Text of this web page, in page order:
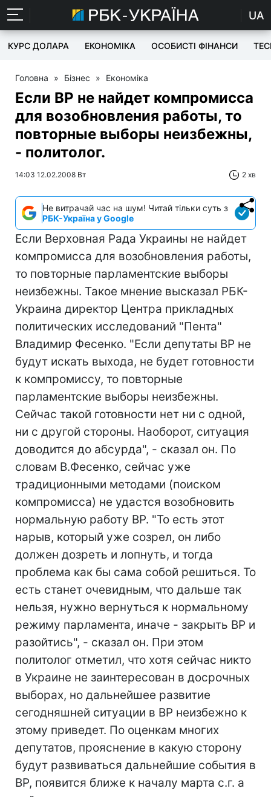
UA
КУРС ДОЛАРА ЕКОНОМІКА ОСОБИСТІ ФІНАНСИ
Головна » Бізнес » Економіка
Если ВР не найдет компромисса
для возобновления работы, то
повторные выборы неизбежны,
- политолог.
14:03 12.02.2008 Вт 2 хв
Не витрачай час на шум! Читай тільки суть з
РБК-Україна у Google
Если Верховная Рада Украины не найдет
компромисса для возобновления работы,
то повторные парламентские выборы
неизбежны. Такое мнение высказал РБК-
Украина директор Центра прикладных
политических исследований "Пента"
Владимир Фесенко. "Если депутаты ВР не
будут искать выхода, не будет готовности
к компромиссу, то повторные
парламентские выборы неизбежны.
Сейчас такой готовности нет ни с одной,
ни с другой стороны. Наоборот, ситуация
доводится до абсурда", - сказал он. По
словам В.Фесенко, сейчас уже
традиционными методами (поиском
компромисса) не удастся возобновить
нормальную работу ВР. "То есть этот
нарыв, который уже созрел, он либо
должен дозреть и лопнуть, и тогда
проблема как бы сама собой решиться. То
есть станет очевидным, что дальше так
нельзя, нужно вернуться к нормальному
режиму парламента, иначе - закрыть ВР и
разойтись", - сказал он. При этом
политолог отметил, что хотя сейчас никто
в Украине не заинтересован в досрочных
выборах, но дальнейшее развитие
сегодняшней ситуации в ВР неизбежно к
этому приведет. По оценкам многих
депутатов, прояснение в какую сторону
будут развиваться дальнейшие события в
ВР, появится ближе к началу марта с.г. а